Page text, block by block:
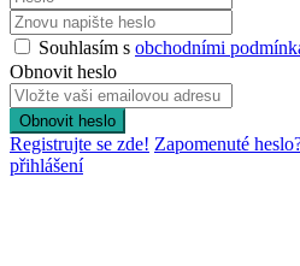
Souhlasím s obchodními
Obnovit heslo
Obnovit heslo
Registrujte se zde! Zapomenuté
přihlášení